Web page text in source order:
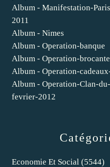
Economie Et Social (5544)
Album - Manifestation-
2011
Album - Nimes
Album - Operation-banque
Album - Operation-
Album - Operation-
Album - Operation-Clan-
fevrier-2012